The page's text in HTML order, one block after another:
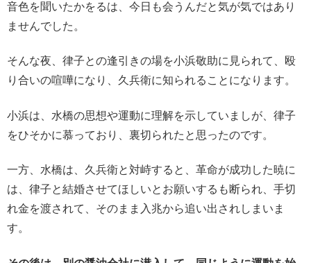
音色を聞いたかをるは、今日も会うんだと気が気ではあり
ませんでした。
そんな夜、律子との逢引きの場を小浜敬助に見られて、殴
り合いの喧嘩になり、久兵衛に知られることになります。
小浜は、水橋の思想や運動に理解を示していましが、律子
をひそかに慕っており、裏切られたと思ったのです。
一方、水橋は、久兵衛と対峙すると、革命が成功した暁に
は、律子と結婚させてほしいとお願いするも断られ、手切
れ金を渡されて、そのまま入兆から追い出されしまいま
す。